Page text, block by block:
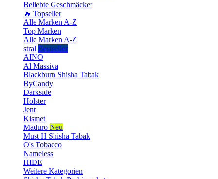
Beliebte Geschmäcker
🔥 Topseller
Alle Marken A-Z
Top Marken
Alle Marken A-Z
stral Bestseller
AINO
Al Massiva
Blackburn Shisha Tabak
ByCandy
Darkside
Holster
Jent
Kismet
Maduro Neu
Must H Shisha Tabak
O's Tobacco
Nameless
HIDE
Weitere Kategorien